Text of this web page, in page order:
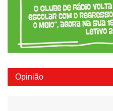
Opinião